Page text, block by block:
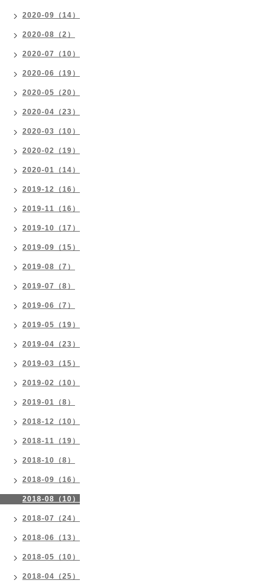
2020-09（14）
2020-08（2）
2020-07（10）
2020-06（19）
2020-05（20）
2020-04（23）
2020-03（10）
2020-02（19）
2020-01（14）
2019-12（16）
2019-11（16）
2019-10（17）
2019-09（15）
2019-08（7）
2019-07（8）
2019-06（7）
2019-05（19）
2019-04（23）
2019-03（15）
2019-02（10）
2019-01（8）
2018-12（10）
2018-11（19）
2018-10（8）
2018-09（16）
2018-08（10）
2018-07（24）
2018-06（13）
2018-05（10）
2018-04（25）